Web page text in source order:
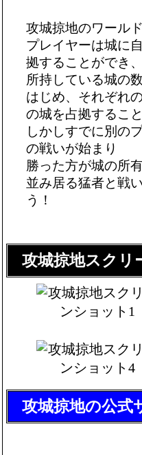
攻城掠地のワール
プレイヤーは城に
拠することができ、
所持している城の
はじめ、それぞれ
の城を占拠するこ
しかしすでに別の
の戦いが始まり
勝った方が城の所
並み居る猛者と戦
う！
攻城掠地スクリ
攻城掠地の公式